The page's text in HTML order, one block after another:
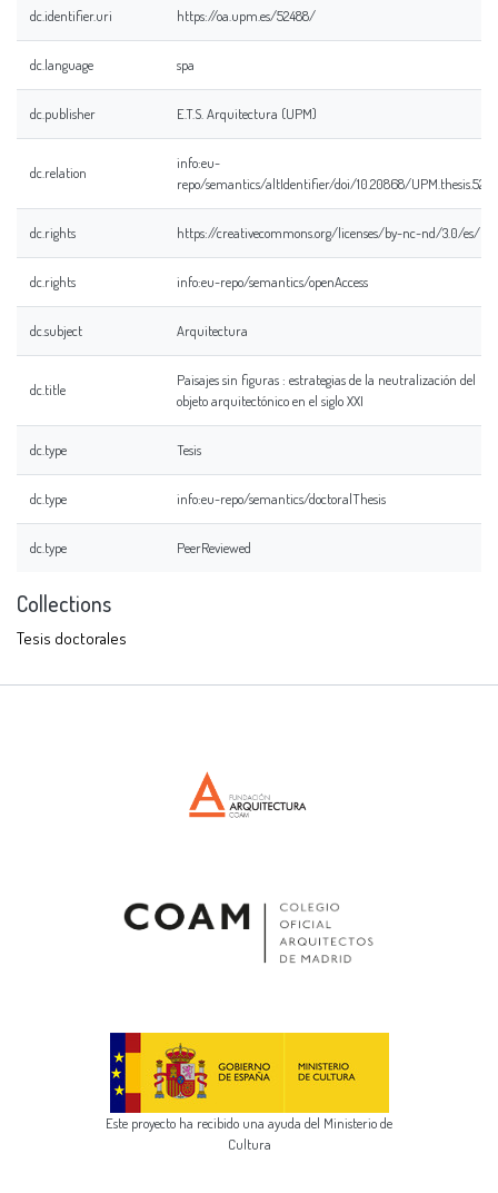
dc.identifier.uri https://oa.upm.es/52488/
dc.language spa
dc.publisher E.T.S. Arquitectura (UPM)
dc.relation
info:eu-
repo/semantics/altIdentifier/doi/10.20868/
dc.rights https://creativecommons.org/licenses/by-nc-nd/3.0/es/
dc.rights info:eu-repo/semantics/openAccess
dc.subject Arquitectura
dc.title
Paisajes sin figuras : estrategias de la neutralización del
objeto arquitectónico en el siglo XXI
dc.type Tesis
dc.type info:eu-repo/semantics/doctoralThesis
dc.type PeerReviewed
Collections
Tesis doctorales
Este proyecto ha recibido una ayuda del Ministerio de
Cultura